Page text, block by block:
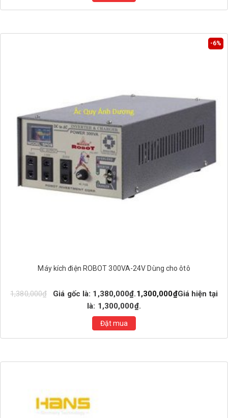
-6%
Máy kích điện ROBOT 300VA-24V Dùng cho ôtô
1,380,000₫ Giá gốc là: 1,380,000₫.1,300,000₫Giá hiện tại
là: 1,300,000₫.
Đặt mua